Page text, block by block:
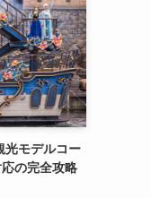
光モデルコー
の完全攻略